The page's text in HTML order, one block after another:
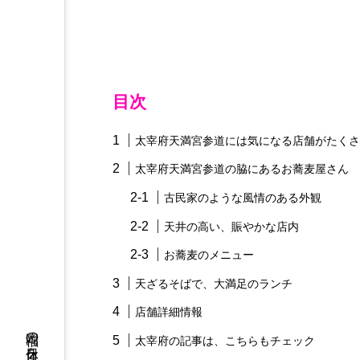
目次
太宰府天満宮参道には気になる店舗がたく
太宰府天満宮参道の脇にあるお蕎麦屋さん
古民家のような風情のある外観
天井の高い、賑やかな店内
お蕎麦のメニュー
天ざるそばで、大満足のランチ
店舗詳細情報
太宰府の記事は、こちらもチェック